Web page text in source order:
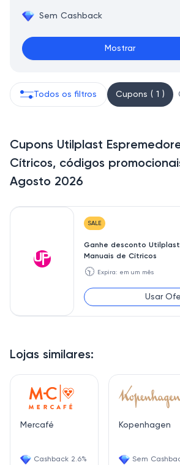
Sem Cashback
Mostrar
Lojas similares:
Mercafé
Cashback 2.6%
Kopenhagen
Sem
Todos os filtros Cupons ( 1 )
Cupons Utilplast
Cítricos, códigos
Agosto 2026
SALE
Ganhe desconto Utilplast
Manuais de Cítricos
🕥 Expira: em um mês
Usar